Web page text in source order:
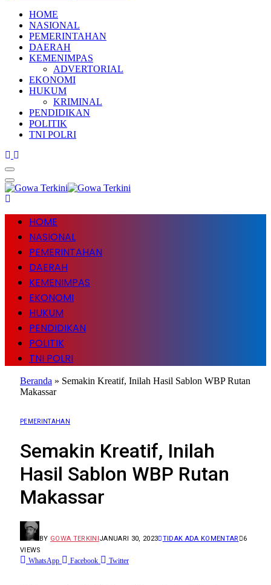
HOME
NASIONAL
PEMERINTAHAN
DAERAH
KEMENIMPAS
ADVERTORIAL
EKONOMI
HUKUM
KRIMINAL
PENDIDIKAN
POLITIK
TNI POLRI
HOME
NASIONAL
PEMERINTAHAN
DAERAH
KEMENIMPAS
EKONOMI
HUKUM
PENDIDIKAN
POLITIK
TNI POLRI
Beranda » Semakin Kreatif, Inilah Hasil Sablon WBP Rutan
Makassar
PEMERINTAHAN
Semakin Kreatif, Inilah
Hasil Sablon WBP Rutan
Makassar
BY GOWA TERKINIJANUARI 30, 2023 TIDAK ADA KOMENTAR
6
VIEWS
WhatsApp Facebook Twitter